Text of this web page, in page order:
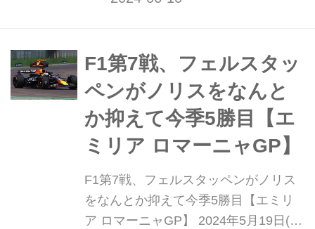
のランド・ノリス、3位にはメルセデ
スのジョージ・ラッセルが入った。終
盤までポイント圏内を走...
F1第7戦、フェルスタッ
ペンがノリスをなんと
か抑えて今季5勝目【エ
ミリア ロマーニャGP】
F1第7戦、フェルスタッペンがノリス
をなんとか抑えて今季5勝目【エミリ
ア ロマーニャGP】 2024年5月19日(現